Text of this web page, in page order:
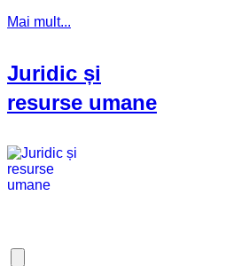
Mai mult...
Juridic și
resurse umane